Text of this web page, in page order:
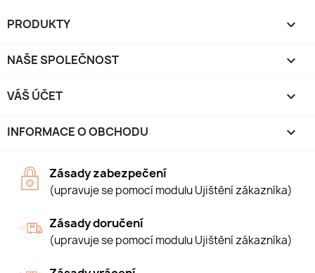
PRODUKTY 
NAŠE SPOLEČNOST 
VÁŠ ÚČET 
INFORMACE O OBCHODU keyboard_arrow_down
Zásady zabezpečení
(upravuje se pomocí modulu Ujištění zákazníka)
Zásady doručení
(upravuje se pomocí modulu Ujištění zákazníka)